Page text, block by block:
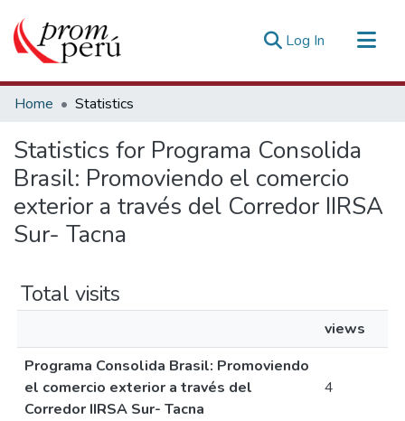
Log In (current)
Communities & Collections
Estadísticas Externas
Home Statistics
Statistics for Programa Consolida
Brasil: Promoviendo el comercio
exterior a través del Corredor IIRSA
Sur- Tacna
Total visits
views
Programa Consolida Brasil: Promoviendo
el comercio exterior a través del
Corredor IIRSA Sur- Tacna
4